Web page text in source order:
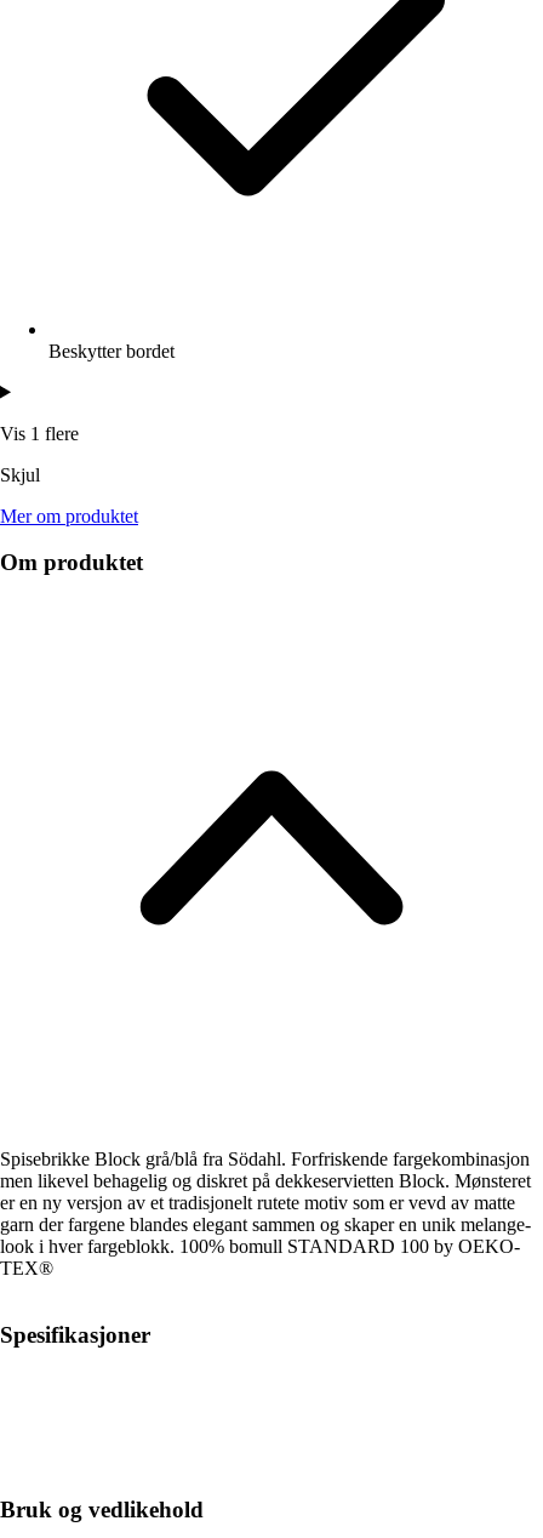
Beskytter bordet
Vis 1 flere
Skjul
Mer om produktet
Om produktet
Spisebrikke Block grå/blå fra Södahl. Forfriskende fargekombinasjon
men likevel behagelig og diskret på dekkeservietten Block. Mønsteret
er en ny versjon av et tradisjonelt rutete motiv som er vevd av matte
garn der fargene blandes elegant sammen og skaper en unik melange-
look i hver fargeblokk. 100% bomull STANDARD 100 by OEKO-
TEX®
Spesifikasjoner
Bruk og vedlikehold